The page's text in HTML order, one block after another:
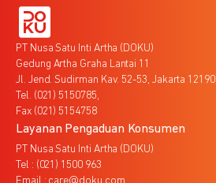
PT Nusa Satu Inti Artha (DOKU)
Gedung Artha Graha Lantai 11
Jl. Jend. Sudirman Kav. 52-53, Jakarta 12190
Tel. (021) 5150785,
Fax (021) 5154758
Layanan Pengaduan Konsumen
PT Nusa Satu Inti Artha (DOKU)
Tel : (021) 1500 963